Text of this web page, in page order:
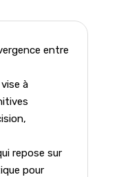
entre
à
repose sur
pour